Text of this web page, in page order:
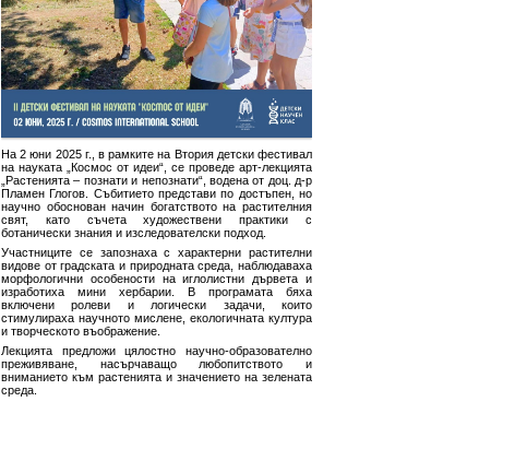
На 2 юни 2025 г., в рамките на Втория детски фестивал
на науката „Космос от идеи“, се проведе арт-лекцията
„Растенията – познати и непознати“, водена от доц. д-р
Пламен Глогов. Събитието представи по достъпен, но
научно обоснован начин богатството на растителния
свят, като съчета художествени практики с
ботанически знания и изследователски подход.
Участниците се запознаха с характерни растителни
видове от градската и природната среда, наблюдаваха
морфологични особености на иглолистни дървета и
изработиха мини хербарии. В програмата бяха
включени ролеви и логически задачи, които
стимулираха научното мислене, екологичната култура
и творческото въображение.
Лекцията предложи цялостно научно-образователно
преживяване, насърчаващо любопитството и
вниманието към растенията и значението на зелената
среда.